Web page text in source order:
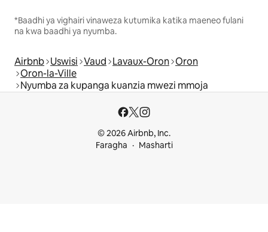
*Baadhi ya vighairi vinaweza kutumika katika maeneo fulani
na kwa baadhi ya nyumba.
Airbnb Uswisi Vaud Lavaux-Oron Oron
Oron-la-Ville
Nyumba za kupanga kuanzia mwezi mmoja
© 2026 Airbnb, Inc.
Faragha
Masharti